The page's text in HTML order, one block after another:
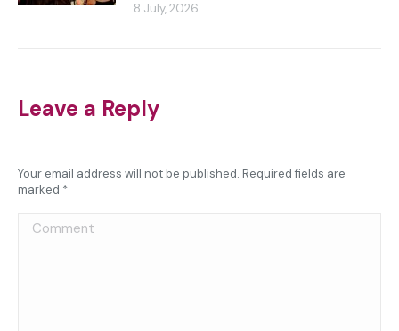
8 July, 2026
Leave a Reply
Your email address will not be published. Required fields are
marked *
Comment